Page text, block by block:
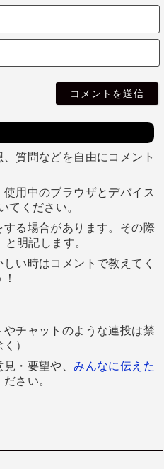
質問などを自由にコメント
用中のブラウザとデバイス
てください。
る場合があります。その際
明記します。
い時はコメントで教えてく
チャットのような連投は禁
）
見・要望や、みんなに伝えた
さい。